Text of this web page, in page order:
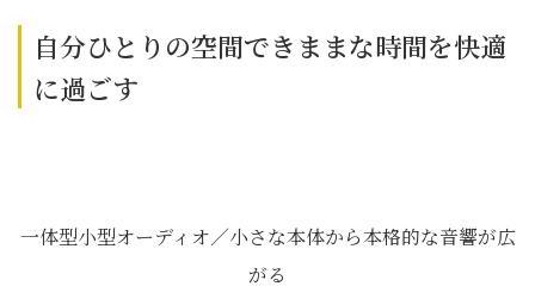
自分ひとりの空間できままな時間を快適
に過ごす
一体型小型オーディオ／小さな本体から本格的な音響が広
がる